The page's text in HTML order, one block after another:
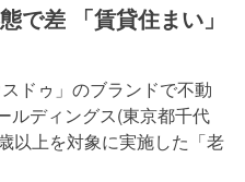
で差 「賃貸住まい」
ドゥ」のブランドで不動
ルディングス(東京都千代
以上を対象に実施した「老